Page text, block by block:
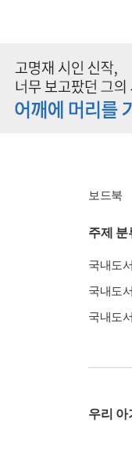
보드북
주제 분
국내도
국내도
국내도
우리 아